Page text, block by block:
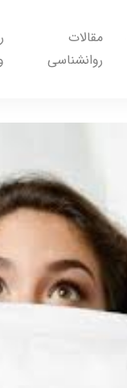
مقالات
روانشناسی